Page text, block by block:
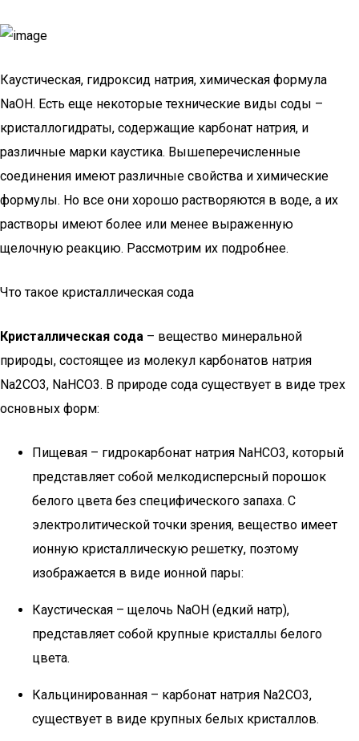
Каустическая, гидроксид натрия, химическая формула
NaOH. Есть еще некоторые технические виды соды –
кристаллогидраты, содержащие карбонат натрия, и
различные марки каустика. Вышеперечисленные
соединения имеют различные свойства и химические
формулы. Но все они хорошо растворяются в воде, а их
растворы имеют более или менее выраженную
щелочную реакцию. Рассмотрим их подробнее.
Что такое кристаллическая сода
Кристаллическая сода – вещество минеральной
природы, состоящее из молекул карбонатов натрия
Na2CO3, NaHCO3. В природе сода существует в виде трех
основных форм:
Пищевая – гидрокарбонат натрия NaHCO3, который
представляет собой мелкодисперсный порошок
белого цвета без специфического запаха. С
электролитической точки зрения, вещество имеет
ионную кристаллическую решетку, поэтому
изображается в виде ионной пары:
Каустическая – щелочь NaOH (едкий натр),
представляет собой крупные кристаллы белого
цвета.
Кальцинированная – карбонат натрия Na2CO3,
существует в виде крупных белых кристаллов.